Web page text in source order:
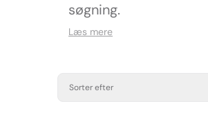
søgning.
Læs mere
Sorter efter